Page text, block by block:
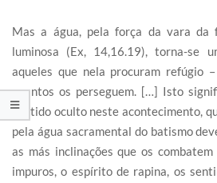
Mas a água, pela força da vara da
luminosa (Ex, 14,16.19), torna-se
aqueles que nela procuram refúgio
quantos os perseguem. […] Isto
sentido oculto neste acontecimento,
pela água sacramental do batismo
as más inclinações que os
impuros, o espírito de rapina, os